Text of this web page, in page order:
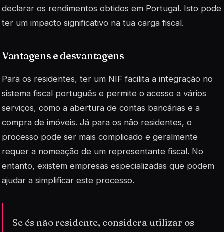
declarar os rendimentos obtidos em Portugal. Isto pode
ter um impacto significativo na tua carga fiscal.
Vantagens e desvantagens
Para os residentes, ter um NIF facilita a integração no
sistema fiscal português e permite o acesso a vários
serviços, como a abertura de contas bancárias e a
compra de imóveis. Já para os não residentes, o
processo pode ser mais complicado e geralmente
requer a nomeação de um representante fiscal. No
entanto, existem empresas especializadas que podem
ajudar a simplificar este processo.
Se és não residente, considera utilizar os